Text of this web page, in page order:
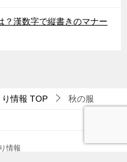
？漢数字で縦書きのマナー
情報 TOP 秋の服
情報